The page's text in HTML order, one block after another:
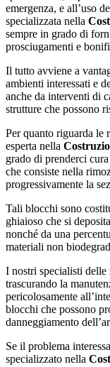
emergenza, e all’uso
specializzata nella
sempre in grado di
prosciugamenti e
Il tutto avviene a
ambienti interessati e
anche da interventi di
strutture che possono
Per quanto riguarda le
esperta nella
grado di prenderci
che consiste nella
progressivamente la
Tali blocchi sono
ghiaioso che si
nonché da una
materiali non
I nostri specialisti
trascurando la
pericolosamente
blocchi che possono
danneggiamento
Se il problema
specializzato nella